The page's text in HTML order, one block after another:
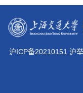
沪ICP备20210151 沪